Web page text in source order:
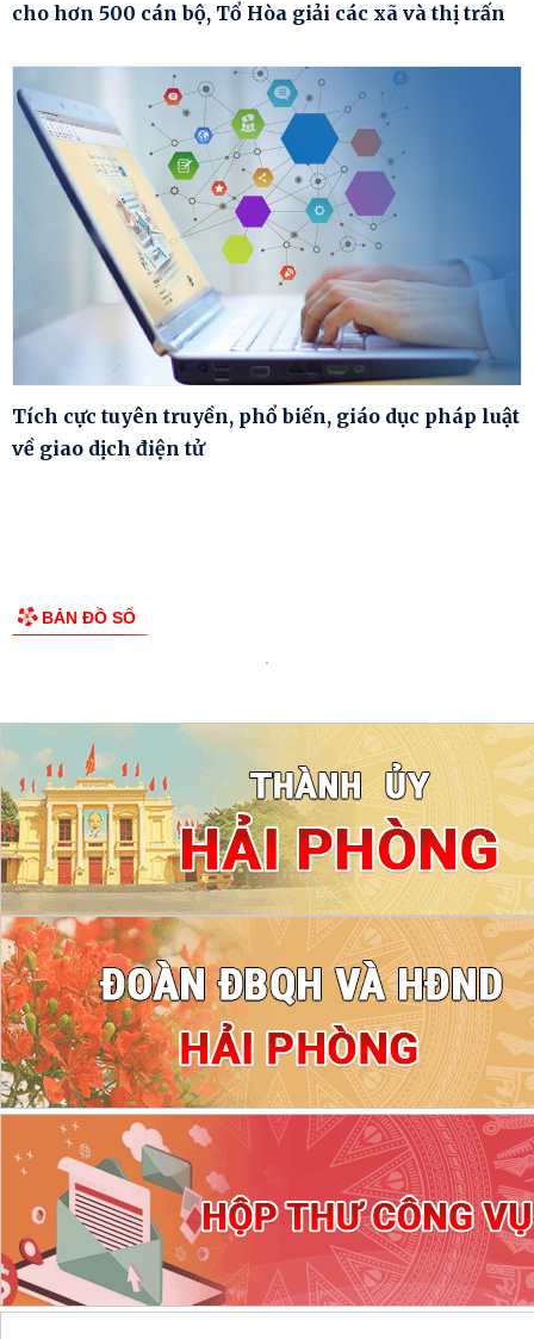
cho hơn 500 cán bộ, Tổ Hòa giải các xã và thị trấn
Tích cực tuyên truyền, phổ biến, giáo dục pháp luật
về giao dịch điện tử
BẢN ĐỒ SỐ